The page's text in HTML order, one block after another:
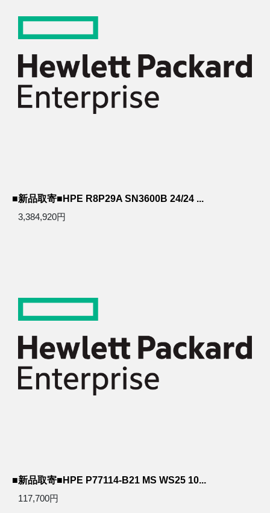
■新品取寄■HPE R8P29A SN3600B 24/24 ...
3,384,920円
■新品取寄■HPE P77114-B21 MS WS25 10...
117,700円